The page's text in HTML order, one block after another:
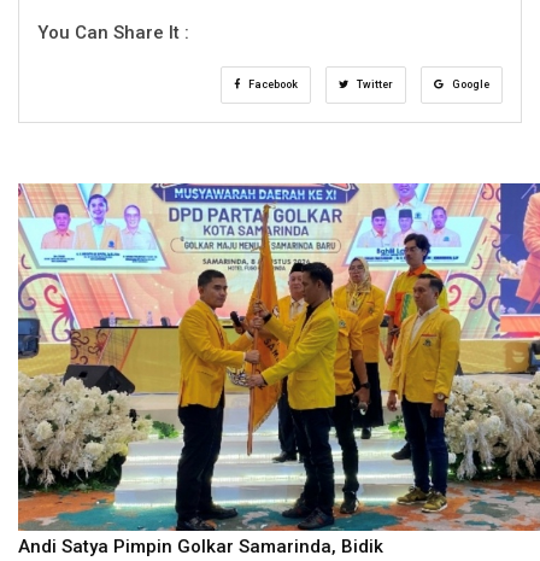
You Can Share It :
Facebook Twitter Google
Andi Satya Pimpin Golkar Samarinda, Bidik